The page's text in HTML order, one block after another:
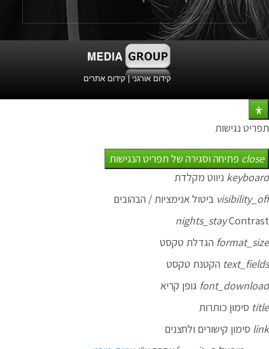
קידום אורגני|קידום אתרים
תפריט נגישות
close פתיחה וסגירה של תפריט הנגישות
keyboard ניווט מקלדת
visibility_off ביטול אנימציות / הבהובים
nights_stayContrast
format_size הגדלת טקסט
text_fields הקטנת טקסט
font_download גופן קריא
title סימון כותרות
link סימון קישורים ולחצנים